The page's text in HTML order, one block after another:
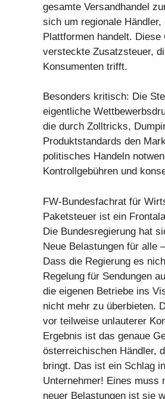
gesamte Versandhandel
sich um regionale
Plattformen handelt.
versteckte Zusatzsteuer,
Konsumenten trifft.
Besonders kritisch: Die
eigentliche
die durch Zolltricks,
Produktstandards den
politisches Handeln
Kontrollgebühren und
FW-Bundesfachrat für
Paketsteuer ist ein
Die Bundesregierung hat
Neue Belastungen für alle
Dass die Regierung es
Regelung für Sendungen
die eigenen Betriebe ins
nicht mehr zu überbieten.
vor teilweise unlauterer
Ergebnis ist das genaue
österreichischen Händler,
bringt. Das ist ein Schlag
Unternehmer! Eines muss
neuer Belastungen ist sie